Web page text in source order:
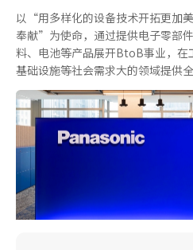
以“用多样化的设备技术开拓更加
奉献”为使命，通过提供电子零部
料、电池等产品展开BtoB事业，在
基础设施等社会需求大的领域提供